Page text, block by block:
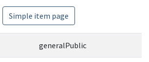
Simple item page
generalPublic